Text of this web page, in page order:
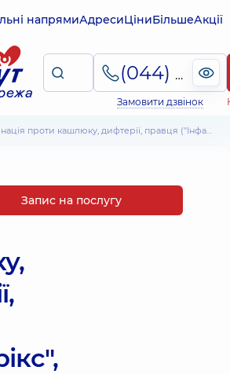
напрямиАдресиЦіниБільшеАкції
(044) 495-2-888
Замовити дзвінок
проти кашлюку, дифтерії, правця ("Інфанрікс", Бельгія)
Запис на послугу